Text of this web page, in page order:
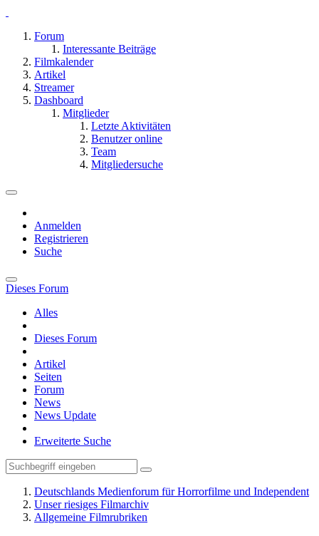
Forum
Interessante Beiträge
Filmkalender
Artikel
Streamer
Dashboard
Mitglieder
Letzte Aktivitäten
Benutzer online
Team
Mitgliedersuche
Anmelden
Registrieren
Suche
Dieses Forum
Alles
Dieses Forum
Artikel
Seiten
Forum
News
News Update
Erweiterte Suche
Deutschlands Medienforum für Horrorfilme und Independent
Unser riesiges Filmarchiv
Allgemeine Filmrubriken